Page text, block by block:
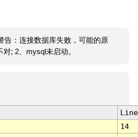
告：连接数据库失败，可能的原
; 2、mysql未启动。
Line
14